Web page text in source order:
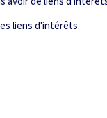
liens d'intérêts.